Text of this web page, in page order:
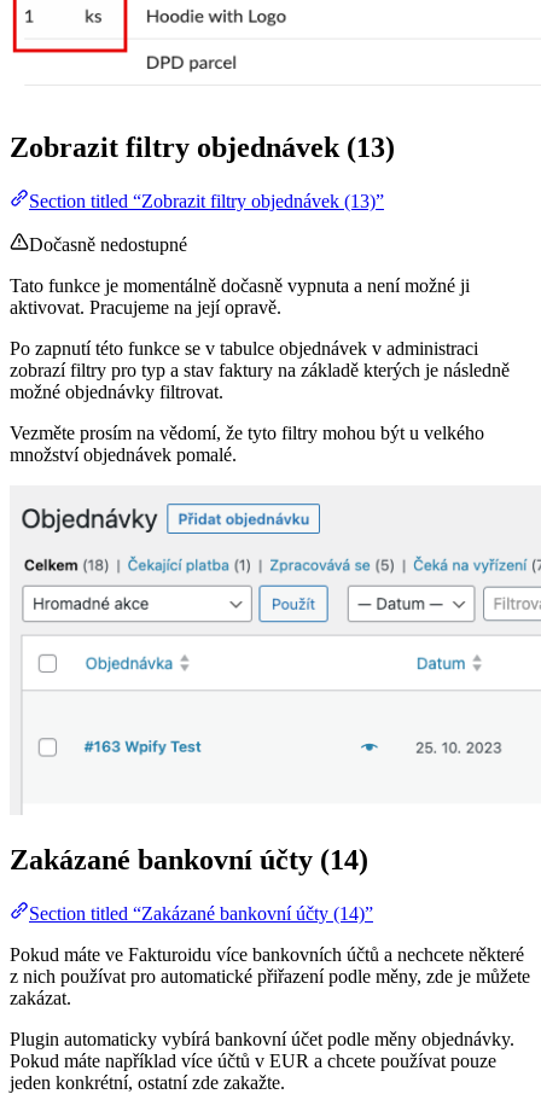
Zobrazit filtry objednávek (13)
Section titled “Zobrazit filtry objednávek (13)”
Dočasně nedostupné
Tato funkce je momentálně dočasně vypnuta a není možné ji
aktivovat. Pracujeme na její opravě.
Po zapnutí této funkce se v tabulce objednávek v administraci
zobrazí filtry pro typ a stav faktury na základě kterých je následně
možné objednávky filtrovat.
Vezměte prosím na vědomí, že tyto filtry mohou být u velkého
množství objednávek pomalé.
Zakázané bankovní účty (14)
Section titled “Zakázané bankovní účty (14)”
Pokud máte ve Fakturoidu více bankovních účtů a nechcete některé
z nich používat pro automatické přiřazení podle měny, zde je můžete
zakázat.
Plugin automaticky vybírá bankovní účet podle měny objednávky.
Pokud máte například více účtů v EUR a chcete používat pouze
jeden konkrétní, ostatní zde zakažte.